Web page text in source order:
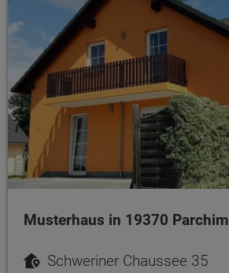
Musterhaus in 19370 Parchim
Schweriner Chaussee 35